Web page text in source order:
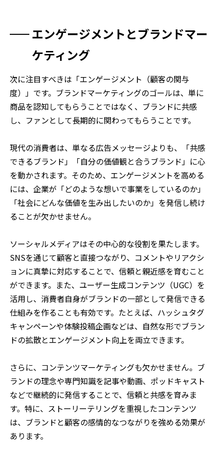
エンゲージメントとブランドマー
ケティング
次に注目すべきは「エンゲージメント（顧客の関与
度）」です。ブランドマーケティングのゴールは、単に
商品を認知してもらうことではなく、ブランドに共感
し、ファンとして長期的に関わってもらうことです。
現代の消費者は、単なる広告メッセージよりも、「共感
できるブランド」「自分の価値観と合うブランド」に心
を動かされます。そのため、エンゲージメントを高める
には、企業が「どのような想いで事業をしているのか」
「社会にどんな価値を生み出したいのか」を発信し続け
ることが欠かせません。
ソーシャルメディアはその中心的な役割を果たします。
SNSを通じて顧客と直接つながり、コメントやリアクシ
ョンに真摯に対応することで、信頼と親近感を育むこと
ができます。また、ユーザー生成コンテンツ（UGC）を
活用し、消費者自身がブランドの一部として発信できる
仕組みを作ることも有効です。たとえば、ハッシュタグ
キャンペーンや体験投稿企画などは、自然な形でブラン
ドの拡散とエンゲージメント向上を両立できます。
さらに、コンテンツマーケティングも欠かせません。ブ
ランドの理念や専門知識を記事や動画、ポッドキャスト
などで継続的に発信することで、信頼と共感を育みま
す。特に、ストーリーテリングを重視したコンテンツ
は、ブランドと顧客の感情的なつながりを強める効果が
あります。